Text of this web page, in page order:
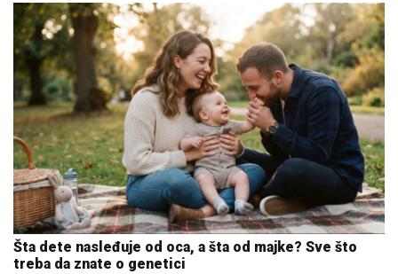
Šta dete nasleđuje od oca, a šta od majke? Sve što
treba da znate o genetici